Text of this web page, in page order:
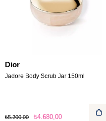
Dior
Jadore Body Scrub Jar 150ml
₺4.680,00
₺5.200,00